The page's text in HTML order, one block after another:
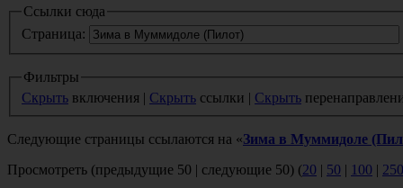
Ссылки сюда
Страница:
Фильтры
Скрыть включения | Скрыть ссылки | Скрыть
Следующие страницы ссылаются на «Зима в Муммидоле
Просмотреть (предыдущие 50 | следующие 50) (20 | 50 | 100 | 250